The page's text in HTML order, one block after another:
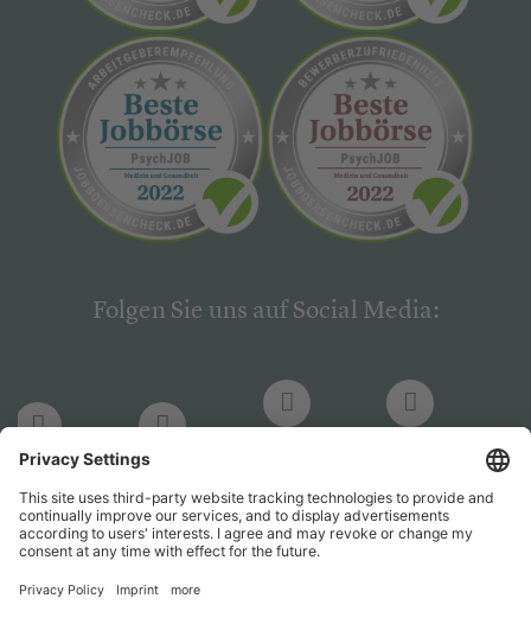
Folgen Sie uns auf Social Media:
LinkedIn
PsychJOB PsychJOB
Hogrefe
Verlag
Hogrefe
Verlag